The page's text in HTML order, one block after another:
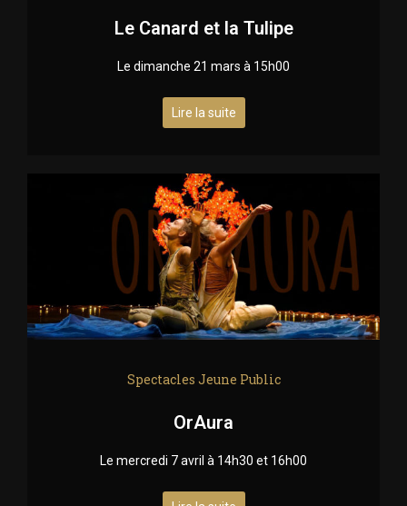
Le Canard et la Tulipe
Le dimanche 21 mars à 15h00
Lire la suite
Spectacles Jeune Public
OrAura
Le mercredi 7 avril à 14h30 et 16h00